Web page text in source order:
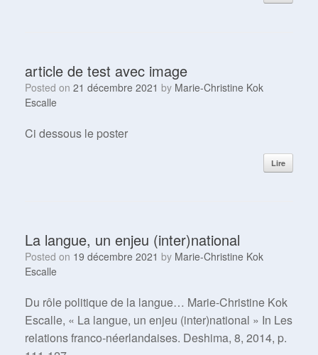
article de test avec image
Posted on 21 décembre 2021 by Marie-Christine Kok
Escalle
Ci dessous le poster
Lire
La langue, un enjeu (inter)national
Posted on 19 décembre 2021 by Marie-Christine Kok
Escalle
Du rôle politique de la langue… Marie-Christine Kok
Escalle, « La langue, un enjeu (inter)national » In Les
relations franco-néerlandaises. Deshima, 8, 2014, p.